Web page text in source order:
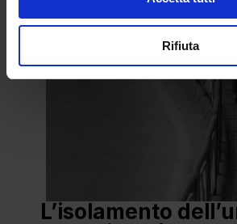
Rifiuta
L’isolamento